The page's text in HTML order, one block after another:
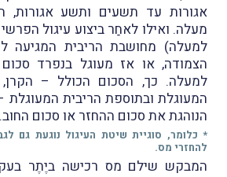
אגורות עד תשעים ותשע אגורות,
מעלה. ואילו לאחַר ביצוע עיגול
למעלה) מחושבת הריבית המגיעה
הצמודה, או אז מעוגל בנפרד
למעלה. כך, הסכום הכולל –
המעוגלת ובתוספת הריבית המעוגלת
הנוהגת את סכום ההחזר או סכום החוב.
* כלומר, סוגיית שיטת העיגול נוגעת גם
להחזרי מס.
המבקש שילם מס רכישה ביֶתֶר